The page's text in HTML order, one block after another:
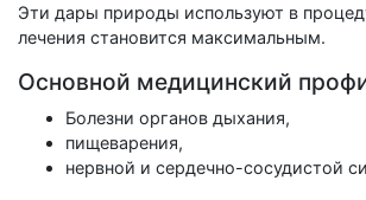
Эти дары природы используют в
лечения становится максимальным.
Основной медицинский
Болезни органов дыхания,
пищеварения,
нервной и сердечно-сосудистой